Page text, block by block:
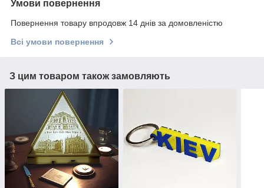
Умови повернення
Повернення товару впродовж 14 днів за домовленістю
Всі умови повернення
З цим товаром також замовляють